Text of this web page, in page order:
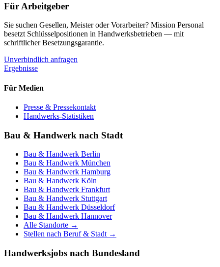
Für Arbeitgeber
Sie suchen Gesellen, Meister oder Vorarbeiter? Mission Personal
besetzt Schlüsselpositionen in Handwerksbetrieben — mit
schriftlicher Besetzungsgarantie.
Unverbindlich anfragen
Ergebnisse
Für Medien
Presse & Pressekontakt
Handwerks-Statistiken
Bau & Handwerk nach Stadt
Bau & Handwerk Berlin
Bau & Handwerk München
Bau & Handwerk Hamburg
Bau & Handwerk Köln
Bau & Handwerk Frankfurt
Bau & Handwerk Stuttgart
Bau & Handwerk Düsseldorf
Bau & Handwerk Hannover
Alle Standorte →
Stellen nach Beruf & Stadt →
Handwerksjobs nach Bundesland